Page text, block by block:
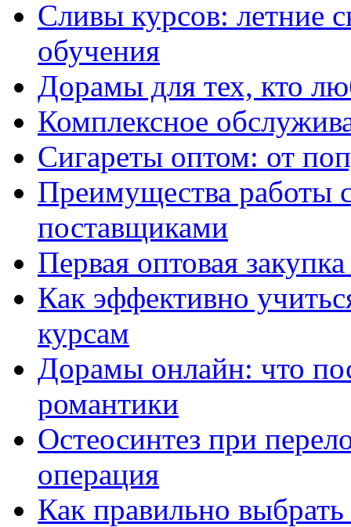
Сливы курсов: летние
обучения
Дорамы для тех, кто
Комплексное
Сигареты оптом: от
Преимущества работы
поставщиками
Первая оптовая
Как эффективно
курсам
Дорамы онлайн: что
романтики
Остеосинтез при
операция
Как правильно